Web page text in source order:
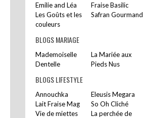
Emilie and Léa
Fraise Basilic
Les Goûts et les
couleurs
Safran Gourmand
BLOGS MARIAGE
Mademoiselle
Dentelle
La Mariée aux
Pieds Nus
BLOGS LIFESTYLE
Annouchka
Eleusis Megara
Lait Fraise Mag
So Oh Cliché
Vie de miettes
La perchée de